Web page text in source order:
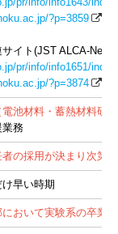
?p=3859
イト(JST ALCA-Next)
pr/info/info1651/
?p=3874
電池材料・蓄熱材料研
業務
の採用が決まり次第
早い時期
おいて実験系の卒業